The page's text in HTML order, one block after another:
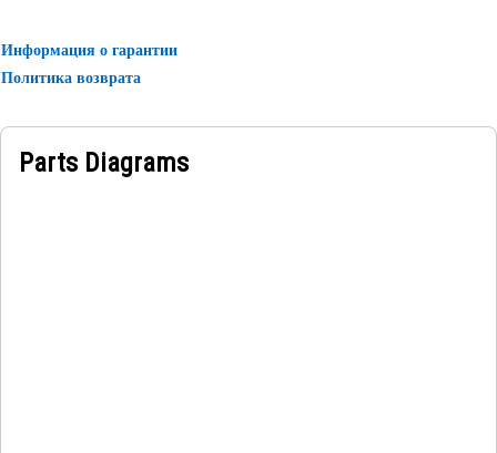
Информация о гарантии
Политика возврата
Parts Diagrams